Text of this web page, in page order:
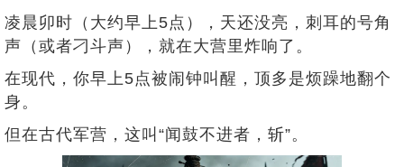
凌晨卯时（大约早上5点），天还没亮，刺耳的号角
声（或者刁斗声），就在大营里炸响了。
在现代，你早上5点被闹钟叫醒，顶多是烦躁地翻个
身。
但在古代军营，这叫“闻鼓不进者，斩”。